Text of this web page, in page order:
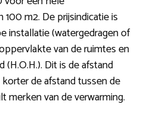
m2. De prijsindicatie is
installatie (watergedragen of
van de ruimtes en
Dit is de afstand
de afstand tussen de
merken van de verwarming.